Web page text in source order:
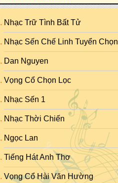
Nhạc Trữ Tình Bất Tử
Nhạc Sến Chế Linh Tuyển Chọn
Dan Nguyen
Vọng Cổ Chọn Lọc
Nhạc Sến 1
Nhạc Thời Chiến
Ngọc Lan
Tiếng Hát Anh Thơ
Vọng Cổ Hài Văn Hường